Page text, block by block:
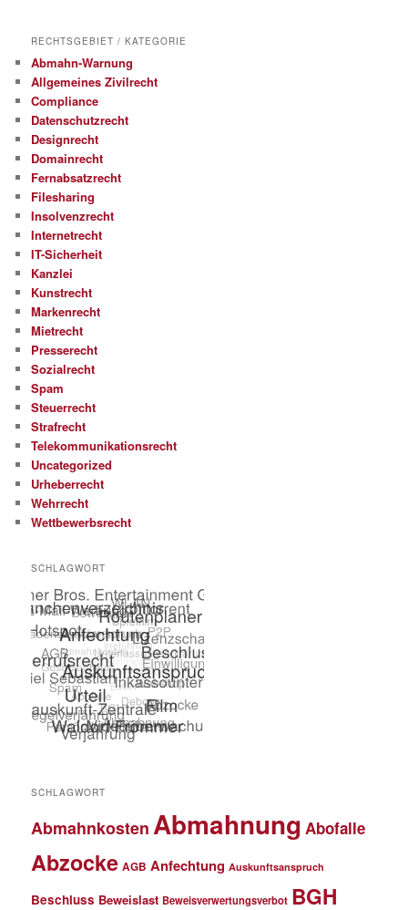
RECHTSGEBIET / KATEGORIE
Abmahn-Warnung
Allgemeines Zivilrecht
Compliance
Datenschutzrecht
Designrecht
Domainrecht
Fernabsatzrecht
Filesharing
Insolvenzrecht
Internetrecht
IT-Sicherheit
Kanzlei
Kunstrecht
Markenrecht
Mietrecht
Presserecht
Sozialrecht
Spam
Steuerrecht
Strafrecht
Telekommunikationsrecht
Uncategorized
Urheberrecht
Wehrrecht
Wettbewerbsrecht
SCHLAGWORT
SCHLAGWORT
Abmahnkosten Abmahnung Abofalle
Abzocke AGB Anfechtung Auskunftsanspruch
Beschluss Beweislast Beweisverwertungsverbot BGH